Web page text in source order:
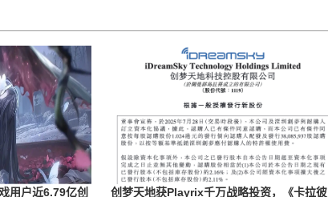
用户近6.79亿创
创梦天地获Playrix千万战略投资，《卡拉彼